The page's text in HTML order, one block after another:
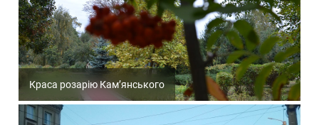
Краса розарію Кам’янського